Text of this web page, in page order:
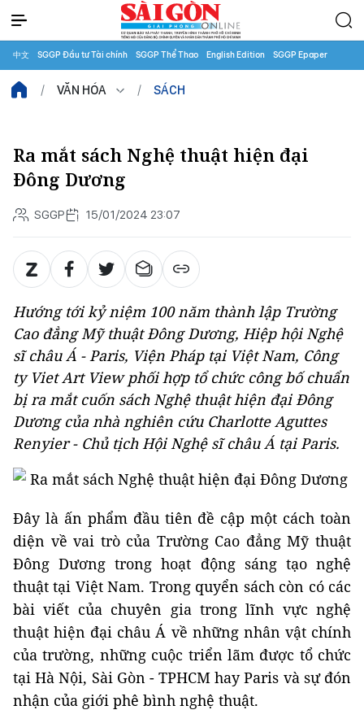
中文 SGGP Đầu tư Tài chính SGGP Thể Thao English Edition SGGP Epaper
VĂN HÓA SÁCH
Ra mắt sách Nghệ thuật hiện đại
Đông Dương
SGGP 15/01/2024 23:07
Hướng tới kỷ niệm 100 năm thành lập Trường
Cao đẳng Mỹ thuật Đông Dương, Hiệp hội Nghệ
sĩ châu Á - Paris, Viện Pháp tại Việt Nam, Công
ty Viet Art View phối hợp tổ chức công bố chuẩn
bị ra mắt cuốn sáchNghệ thuật hiện đại Đông
Dương của nhà nghiên cứu Charlotte Aguttes
Renyier - Chủ tịch Hội Nghệ sĩ châu Á tại Paris.
Đây là ấn phẩm đầu tiên đề cập một cách toàn
diện về vai trò của Trường Cao đẳng Mỹ thuật
Đông Dương trong hoạt động sáng tạo nghệ
thuật tại Việt Nam. Trong quyển sách còn có các
bài viết của chuyên gia trong lĩnh vực nghệ
thuật hiện đại châu Á về những nhân vật chính
của trường, những cuộc triển lãm được tổ chức
tại Hà Nội, Sài Gòn - TPHCM hay Paris và sự đón
nhận của giới phê bình nghệ thuật.